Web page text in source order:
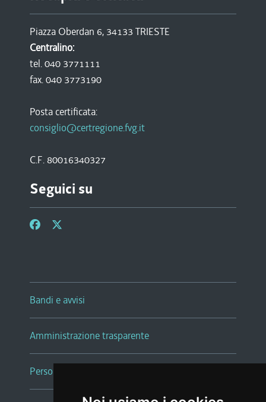
Piazza Oberdan 6, 34133 TRIESTE
Centralino:
tel. 040 3771111
fax. 040 3773190
Posta certificata:
consiglio@certregione.fvg.it
C.F. 80016340327
Seguici su
Bandi e avvisi
Amministrazione trasparente
Persone e Uffici